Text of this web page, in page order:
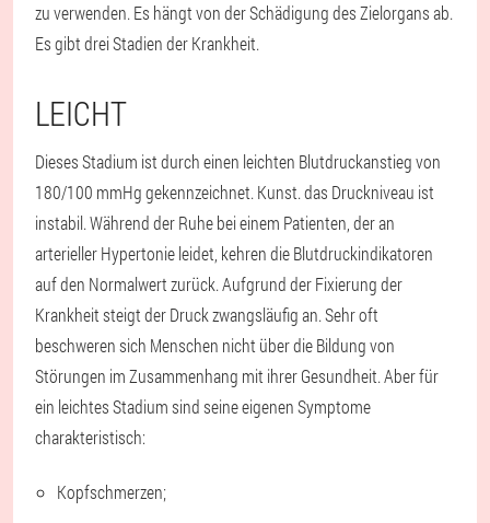
zu verwenden. Es hängt von der Schädigung des Zielorgans ab.
Es gibt drei Stadien der Krankheit.
LEICHT
Dieses Stadium ist durch einen leichten Blutdruckanstieg von
180/100 mmHg gekennzeichnet. Kunst. das Druckniveau ist
instabil. Während der Ruhe bei einem Patienten, der an
arterieller Hypertonie leidet, kehren die Blutdruckindikatoren
auf den Normalwert zurück. Aufgrund der Fixierung der
Krankheit steigt der Druck zwangsläufig an. Sehr oft
beschweren sich Menschen nicht über die Bildung von
Störungen im Zusammenhang mit ihrer Gesundheit. Aber für
ein leichtes Stadium sind seine eigenen Symptome
charakteristisch:
Kopfschmerzen;